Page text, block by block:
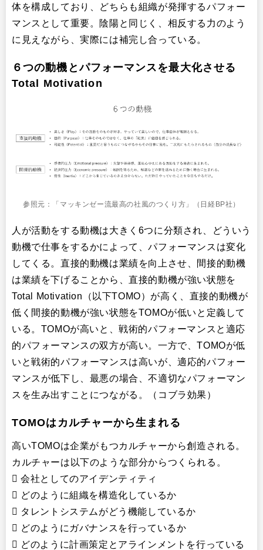
体を構成しており、どちらも組織が発揮するパフォー
マンスとして重要。陰陽と同じく、相反する力のよう
に見えながら、実際には補完し合っている。
６つの動機とパフォーマンスを最大化させる
Total Motivation
参照元：「マッキンゼー流最高の社風のつくり方」（日経BP社）
人が活動をする動機は大きく6つに分類され、どういう
動機で仕事をするかによって、パフォーマンスは変化
してくる。直接的動機は業績を向上させ、間接的動機
は業績を下げることから、直接的動機が強い状態を
Total Motivation（以下TOMO）が高く、直接的動機が
低く間接的動機が強い状態をTOMOが低いと定義して
いる。TOMOが高いと、戦術的パフォーマンスと適応
的パフォーマンスの双方が高い。一方で、TOMOが低
いと戦術的パフォーマンスは高いが、適応的パフォー
マンスが低下し、最悪の場合、不適切なパフォーマン
スを生み出すことにつながる。（コブラ効果）
TOMOはカルチャーから生まれる
高いTOMOは企業がもつカルチャーから創造される。
カルチャーは以下のような部分からつくられる。
 会社としてのアイデンティティ
 どのように組織を構造化しているか
 タレントシステムがどう機能しているか
 どのようにガバナンスを行っているか
 どのように計画策定とアラインメントを行っている